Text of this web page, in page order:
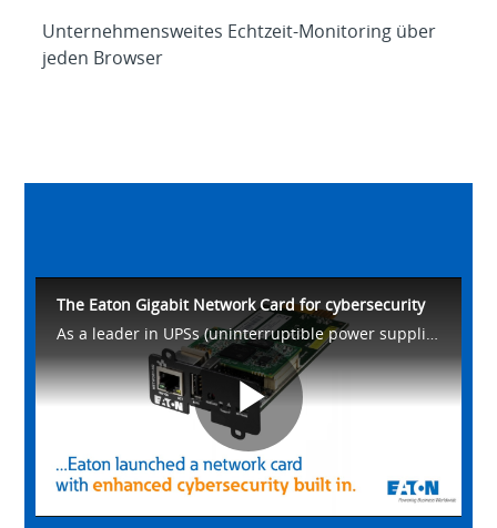
Unternehmensweites Echtzeit‑Monitoring über
jeden Browser
The Eaton Gigabit Network Card for cybersecurity
As a leader in UPSs (uninterruptible power supplies), Eaton launched the Gigabit Network Card for additional cybersecurity and also faster speeds.
Play